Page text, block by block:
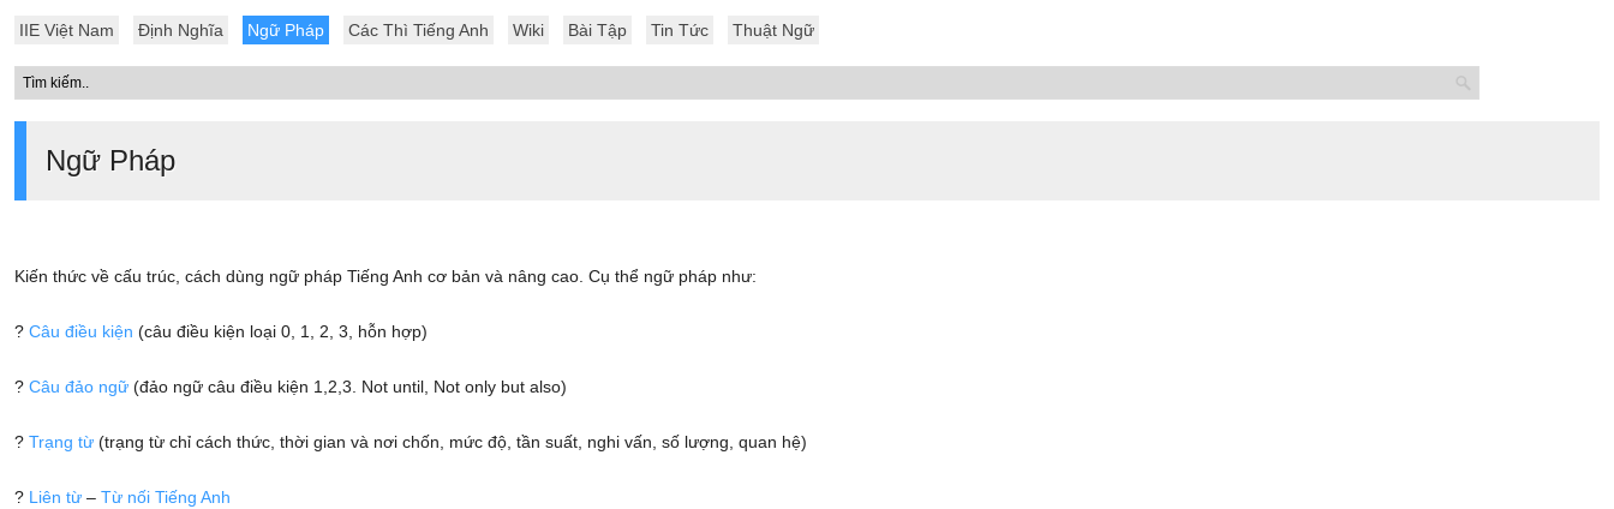
IIE Việt Nam Định Nghĩa Ngữ Pháp Các Thì Tiếng Anh Wiki Bài Tập Tin Tức Thuật Ngữ
Ngữ Pháp
Kiến thức về cấu trúc, cách dùng ngữ pháp Tiếng Anh cơ bản và nâng cao. Cụ thể ngữ pháp như:
? Câu điều kiện (câu điều kiện loại 0, 1, 2, 3, hỗn hợp)
? Câu đảo ngữ (đảo ngữ câu điều kiện 1,2,3. Not until, Not only but also)
? Trạng từ (trạng từ chỉ cách thức, thời gian và nơi chốn, mức độ, tần suất, nghi vấn, số lượng, quan hệ)
? Liên từ – Từ nối Tiếng Anh